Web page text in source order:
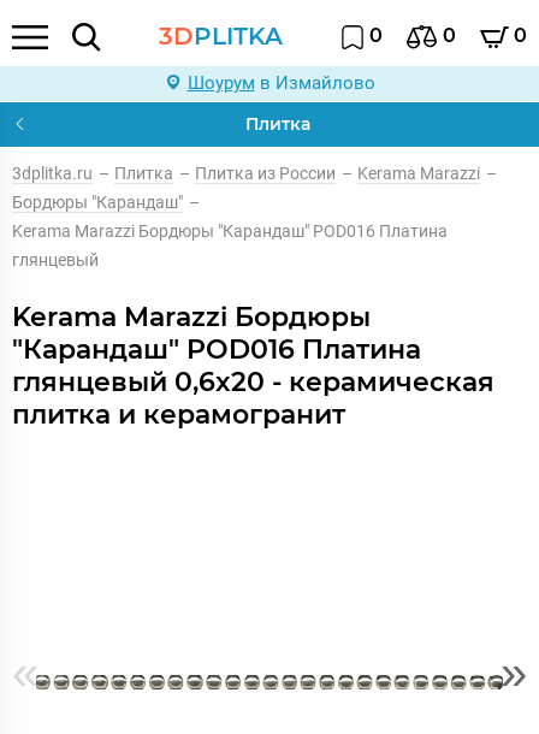
3DPLITKA 0 0 0
Шоурум в Измайлово
Плитка
3dplitka.ru – Плитка – Плитка из России – Kerama Marazzi –
Бордюры "Карандаш" –
Kerama Marazzi Бордюры "Карандаш" POD016 Платина
глянцевый
Kerama Marazzi Бордюры
"Карандаш" POD016 Платина
глянцевый 0,6x20 - керамическая
плитка и керамогранит
« »